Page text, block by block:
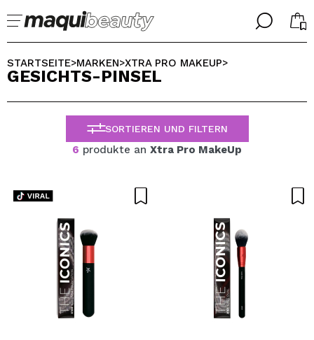
╳
Ich bin bereits #maquilover, ich habe ein Konto
Ich habe hier kein Konto
ICH MÖCHTE MICH
╳
WÄHLE DEINE SPRACHE
ALEMAN
ESPAÑOL
ENGLISH
FRANCES
STARTSEITE>MARKEN>XTRA PRO MAKEUP>
GESICHTS-PINSEL
SORTIEREN UND FILTERN
6 produkte an Xtra Pro MakeUp